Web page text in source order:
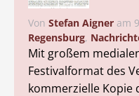
Von Stefan Aigner am
Regensburg,
Mit großem
Festivalformat des
kommerzielle Kopie